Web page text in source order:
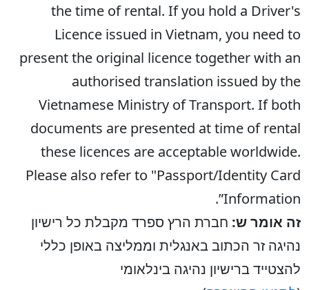
the time of rental. If you hold a Driver's
Licence issued in Vietnam, you need to
present the original licence together with an
authorised translation issued by the
Vietnamese Ministry of Transport. If both
documents are presented at time of rental
these licences are acceptable worldwide.
Please also refer to "Passport/Identity Card
Information”.
זה אומר ש: חברת הרץ ספרד מקבלת כל רישיון
נהיגה זר הכתוב באנגלית וממליצה באופן כללי
להצטייד ברישיון נהיגה בינלאומי